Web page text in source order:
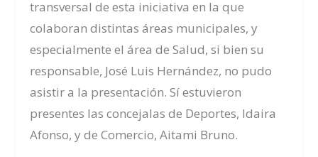
transversal de esta iniciativa en la que
colaboran distintas áreas municipales, y
especialmente el área de Salud, si bien su
responsable, José Luis Hernández, no pudo
asistir a la presentación. Sí estuvieron
presentes las concejalas de Deportes, Idaira
Afonso, y de Comercio, Aitami Bruno.